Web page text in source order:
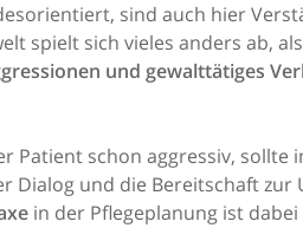
sind auch hier
spielt sich vieles anders ab,
und gewalttätiges
Patient schon aggressiv, sollte
Dialog und die Bereitschaft zur
in der Pflegeplanung ist